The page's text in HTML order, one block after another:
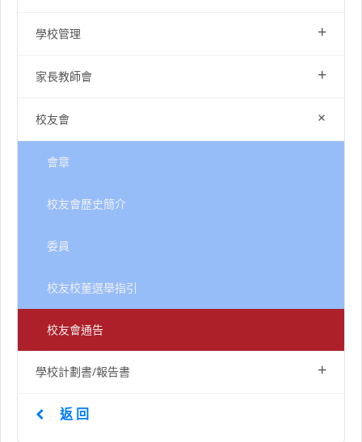
學校管理 +
家長教師會 +
校友會 +
會章
校友會歷史簡介
委員
校友校董選舉指引
校友會通告
學校計劃書/報告書 +
返 回